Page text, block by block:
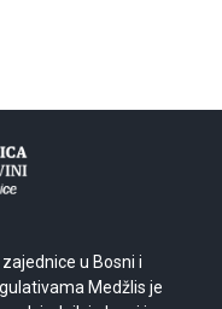
u Bosni i
Medžlis je